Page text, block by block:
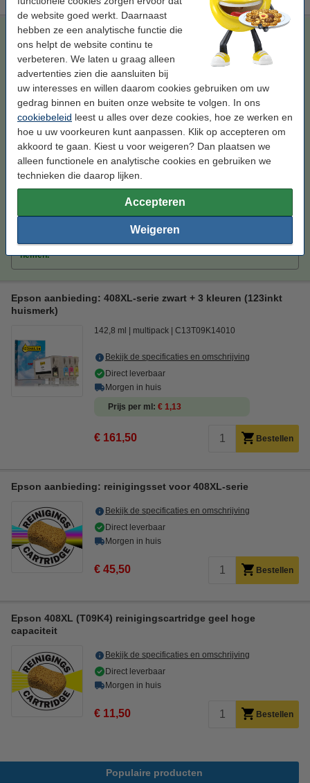
de website goed werkt. Daarnaast
hebben ze een analytische functie die
ons helpt de website continu te
verbeteren. We laten u graag alleen
advertenties zien die aansluiten bij
uw interesses en willen daarom cookies gebruiken om uw
gedrag binnen en buiten onze website te volgen. In ons
cookiebeleid leest u alles over deze cookies, hoe ze werken en
hoe u uw voorkeuren kunt aanpassen. Klik op accepteren om
akkoord te gaan. Kiest u voor weigeren? Dan plaatsen we
alleen functionele en analytische cookies en gebruiken we
technieken die daarop lijken.
Accepteren
Weigeren
Epson 408XL (T09K4) inktcartridge geel hoge capaciteit
(123inkt huismerk)
geel inkjetcartridge 123inkt
Bekijk de specificaties en omschrijving
Bespaar47,8%op uw inkt (zonder
kwaliteitsverlies)!
Direct leverbaar
Morgen in huis
Prijs per ml € 1,39
€ 42,50
Wij adviseren u om deze cartridge i.p.v. de originele cartridge te
nemen.
Epson aanbieding: 408XL-serie zwart + 3 kleuren (123inkt
huismerk)
142,8 ml multipack C13T09K14010
Bekijk de specificaties en omschrijving
Direct leverbaar
Morgen in huis
Prijs per ml
€ 1,13
€ 161,50 Bestellen
Epson aanbieding: reinigingsset voor 408XL-serie
Bekijk de specificaties en omschrijving
Direct leverbaar
Morgen in huis
€ 45,50 Bestellen
Epson 408XL (T09K4) reinigingscartridge geel hoge
capaciteit
Bekijk de specificaties en omschrijving
Direct leverbaar
Morgen in huis
€ 11,50 Bestellen
Populaire producten